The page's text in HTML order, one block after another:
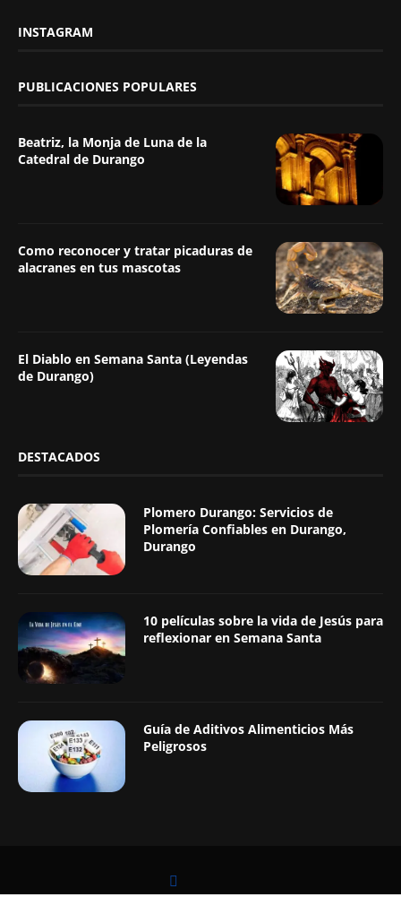
INSTAGRAM
PUBLICACIONES POPULARES
Beatriz, la Monja de Luna de la
Catedral de Durango
Como reconocer y tratar picaduras de
alacranes en tus mascotas
El Diablo en Semana Santa (Leyendas
de Durango)
DESTACADOS
Plomero Durango: Servicios de
Plomería Confiables en Durango,
Durango
10 películas sobre la vida de Jesús para
reflexionar en Semana Santa
Guía de Aditivos Alimenticios Más
Peligrosos